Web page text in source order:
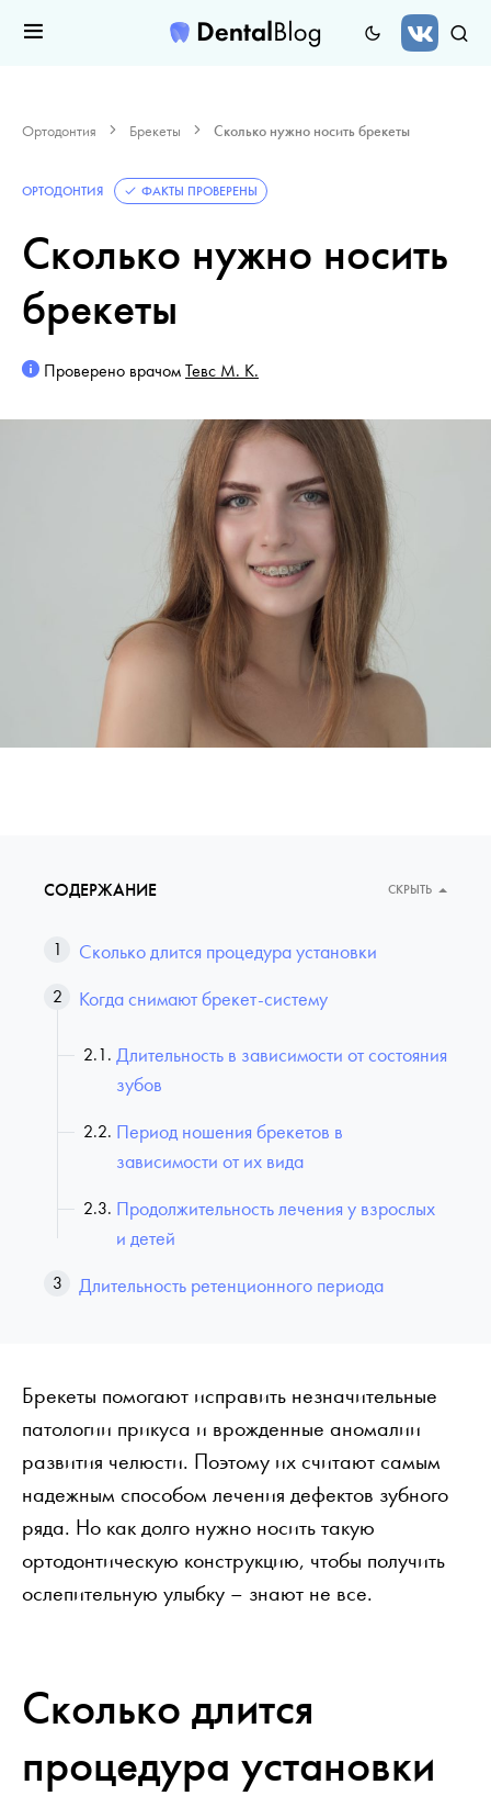
Ортодонтия Брекеты Сколько нужно носить брекеты
ОРТОДОНТИЯ ФАКТЫ ПРОВЕРЕНЫ
Сколько нужно носить
брекеты
Проверено врачомТевс М. К.
СОДЕРЖАНИЕ СКРЫТЬ
Сколько длится процедура установки
Когда снимают брекет-систему
Длительность в зависимости от состояния
зубов
Период ношения брекетов в
зависимости от их вида
Продолжительность лечения у взрослых
и детей
Длительность ретенционного периода
Брекеты помогают исправить незначительные
патологии прикуса и врожденные аномалии
развития челюсти. Поэтому их считают самым
надежным способом лечения дефектов зубного
ряда. Но как долго нужно носить такую
ортодонтическую конструкцию, чтобы получить
ослепительную улыбку – знают не все.
Сколько длится
процедура установки